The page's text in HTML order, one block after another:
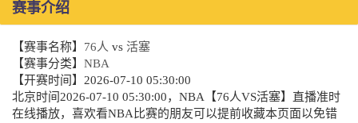
赛事介绍
【赛事名称】 76人 vs 活塞
【赛事分类】 NBA
【开赛时间】 2026-07-10 05:30:00
北京时间2026-07-10 05:30:00，NBA【76人VS活塞】直播准时
在线播放，喜欢看NBA比赛的朋友可以提前收藏本页面以免错